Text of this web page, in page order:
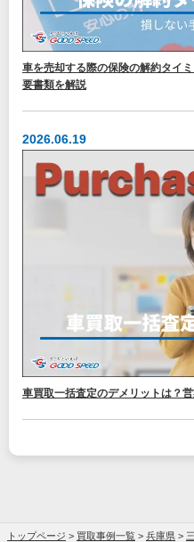
車を売却する際の保険の解約タイ
要書類を解説
2026.06.19
車買取一括査定のデメリットは？
トップページ > 買取事例一覧 > 兵庫県 >